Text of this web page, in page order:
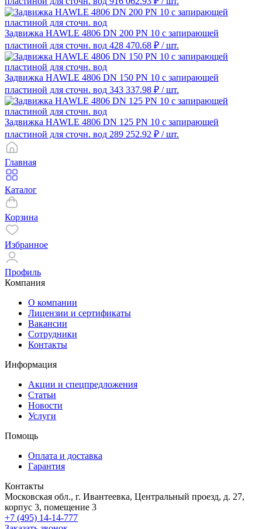
Задвижка HAWLE 4806 DN 200 PN 10 с запирающей
пластиной для сточн. вод 428 470.68 ₽ / шт.
Задвижка HAWLE 4806 DN 150 PN 10 с запирающей
пластиной для сточн. вод 343 337.98 ₽ / шт.
Задвижка HAWLE 4806 DN 125 PN 10 с запирающей
пластиной для сточн. вод 289 252.92 ₽ / шт.
Главная
Каталог
Корзина
Избранное
Профиль
Компания
О компании
Лицензии и сертификаты
Вакансии
Сотрудники
Контакты
Информация
Акции и спецпредложения
Статьи
Новости
Услуги
Помощь
Оплата и доставка
Гарантия
Контакты
Московская обл., г. Ивантеевка, Центральный проезд, д. 27,
корпус 3, помещение 3
+7 (495) 14-14-777